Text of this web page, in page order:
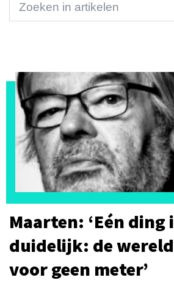
Maarten: ‘Eén ding
duidelijk: de
voor geen meter’